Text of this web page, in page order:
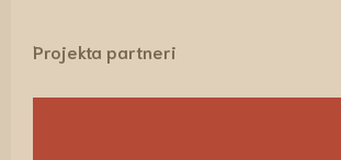
Projekta partneri